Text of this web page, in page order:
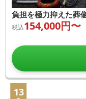
負担を極力抑えた葬
税込154,000円〜
13